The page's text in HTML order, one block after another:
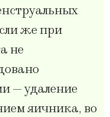
же при
не
— удаление
яичника, во